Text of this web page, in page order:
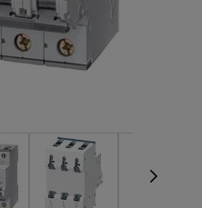
Wyłączniki i bloki różnicowoprądowe
Wyłączniki nadmiarowoprądowe
Wyłączniki przeciwpożarowe
Wyłączniki różnicowoprądowe z
Wyłączniki selektywne
Zegary sterujące analogowe i cyfrowe